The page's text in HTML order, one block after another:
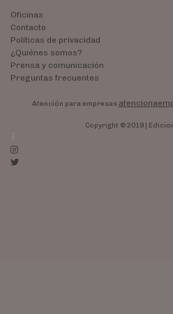
Oficinas
Contacto
Políticas de privacidad
¿Quiénes somos?
Prensa y comunicación
Preguntas frecuentes
Atención para empresas
Copyright © 2019 |